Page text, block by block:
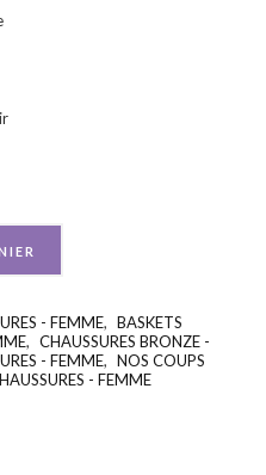
- FEMME, BASKETS
, CHAUSSURES BRONZE -
- FEMME, NOS COUPS
- FEMME